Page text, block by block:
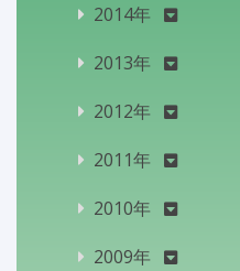
2014年
2013年
2012年
2011年
2010年
2009年